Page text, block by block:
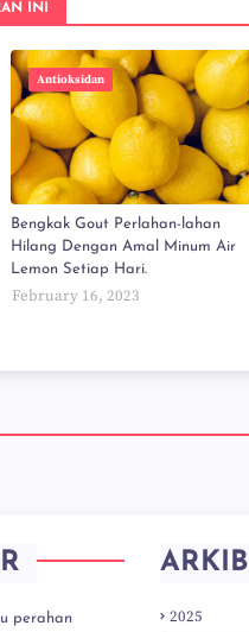
INI
Antioksidan
Bengkak Gout Perlahan-lahan
Hilang Dengan Amal Minum Air
Lemon Setiap Hari.
February 16, 2023
perahan
ARKIB
2025